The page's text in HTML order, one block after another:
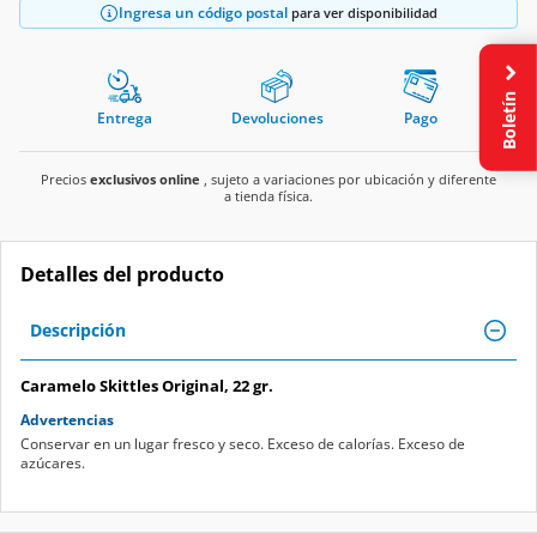
Ingresa un código postal para ver disponibilidad
Entrega Devoluciones Pago
Precios exclusivos online , sujeto a variaciones por ubicación y diferente
a tienda física.
Detalles del producto
Descripción
Caramelo Skittles Original, 22 gr.
Advertencias
Conservar en un lugar fresco y seco. Exceso de calorías. Exceso de
azúcares.
Boletín